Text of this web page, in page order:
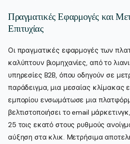
Πραγματικές Εφαρμογές και
Επιτυχίας
Οι πραγματικές εφαρμογές των
καλύπτουν βιομηχανίες, από το
υπηρεσίες B2B, όπου οδηγούν σε
παράδειγμα, μια μεσαίας κλίμακας
εμπορίου ενσωμάτωσε μια
βελτιστοποιήσει το email
25 τοις εκατό στους ρυθμούς
αύξηση στα κλικ. Μετρήσιμα